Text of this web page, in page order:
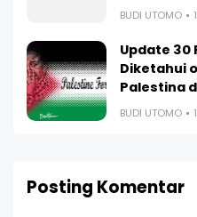
BUDI UTOMO
Update 30
Diketahui
Palestina
BUDI UTOMO
Posting Komentar